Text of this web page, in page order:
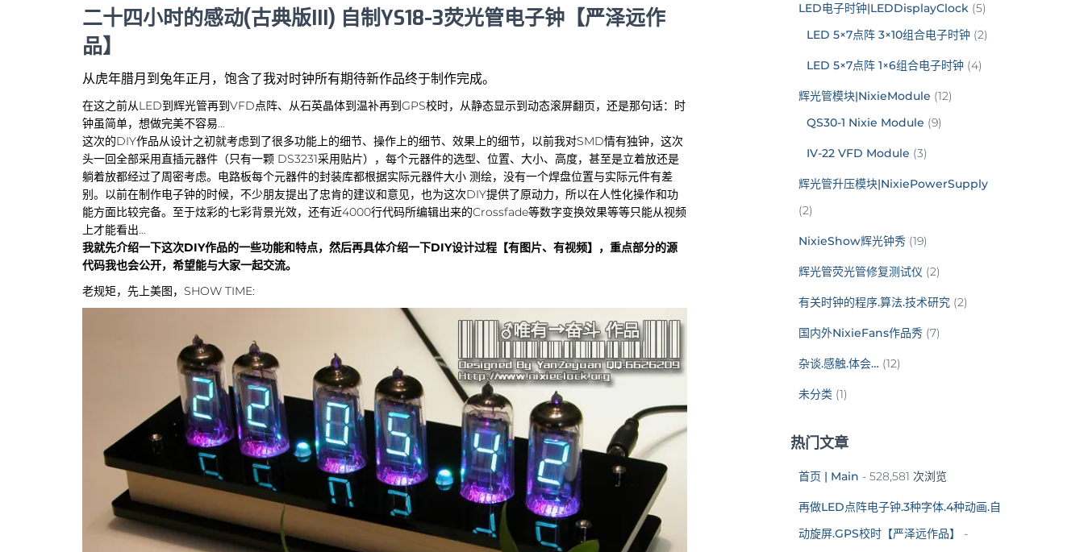
二十四小时的感动(古典版III) 自制YS18-3荧光管电子钟【严泽远作
品】
从虎年腊月到兔年正月，饱含了我对时钟所有期待新作品终于制作完成。
在这之前从LED到辉光管再到VFD点阵、从石英晶体到温补再到GPS校时，从静态显示到动态滚屏翻页，还是那句话：时
钟虽简单，想做完美不容易…
这次的DIY作品从设计之初就考虑到了很多功能上的细节、操作上的细节、效果上的细节，以前我对SMD情有独钟，这次
头一回全部采用直插元器件（只有一颗 DS3231采用贴片），每个元器件的选型、位置、大小、高度，甚至是立着放还是
躺着放都经过了周密考虑。电路板每个元器件的封装库都根据实际元器件大小 测绘，没有一个焊盘位置与实际元件有差
别。以前在制作电子钟的时候，不少朋友提出了忠肯的建议和意见，也为这次DIY提供了原动力，所以在人性化操作和功
能方面比较完备。至于炫彩的七彩背景光效，还有近4000行代码所编辑出来的Crossfade等数字变换效果等等只能从视频
上才能看出…
我就先介绍一下这次DIY作品的一些功能和特点，然后再具体介绍一下DIY设计过程【有图片、有视频】，重点部分的源
代码我也会公开，希望能与大家一起交流。
老规矩，先上美图，SHOW TIME:
LED电子时钟|LEDDisplayClock(5)
LED 5×7点阵 3×10组合电子时钟(2)
LED 5×7点阵 1×6组合电子时钟(4)
辉光管模块|NixieModule (12)
QS30-1 Nixie Module (9)
IV-22 VFD Module (3)
辉光管升压模块|NixiePowerSupply
(2)
NixieShow辉光钟秀(19)
辉光管荧光管修复测试仪 (2)
有关时钟的程序.算法.技术研究(2)
国内外NixieFans作品秀(7)
杂谈.感触.体会… (12)
未分类(1)
热门文章
首页 | Main - 528,581 次浏览
再做LED点阵电子钟.3种字体.4种动画.自
动旋屏.GPS校时【严泽远作品】
-